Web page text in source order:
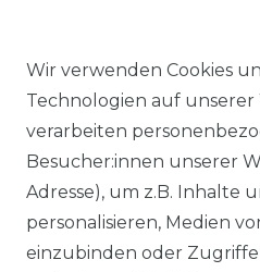
Ähnlicher
Lerros -
(2649237)
Wir verwenden Cookies
Technologien auf unserer
verarbeiten
Besucher:innen unserer
Adresse), um z.B. Inhalte
personalisieren, Medien
einzubinden oder